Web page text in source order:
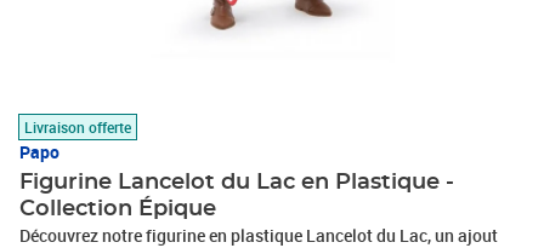
Livraison offerte
Papo
Figurine Lancelot du Lac en Plastique -
Collection Épique
Découvrez notre figurine en plastique Lancelot du Lac, un ajout